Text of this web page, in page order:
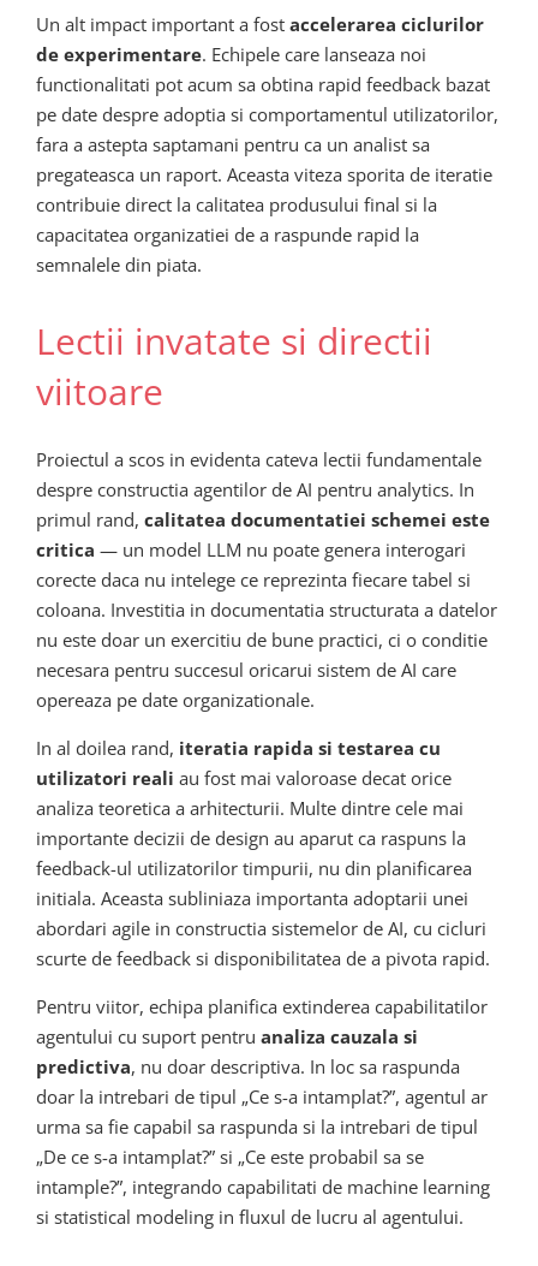
Un alt impact important a fost accelerarea ciclurilor
de experimentare. Echipele care lanseaza noi
functionalitati pot acum sa obtina rapid feedback bazat
pe date despre adoptia si comportamentul utilizatorilor,
fara a astepta saptamani pentru ca un analist sa
pregateasca un raport. Aceasta viteza sporita de iteratie
contribuie direct la calitatea produsului final si la
capacitatea organizatiei de a raspunde rapid la
semnalele din piata.
Lectii invatate si directii
viitoare
Proiectul a scos in evidenta cateva lectii fundamentale
despre constructia agentilor de AI pentru analytics. In
primul rand, calitatea documentatiei schemei este
critica — un model LLM nu poate genera interogari
corecte daca nu intelege ce reprezinta fiecare tabel si
coloana. Investitia in documentatia structurata a datelor
nu este doar un exercitiu de bune practici, ci o conditie
necesara pentru succesul oricarui sistem de AI care
opereaza pe date organizationale.
In al doilea rand, iteratia rapida si testarea cu
utilizatori reali au fost mai valoroase decat orice
analiza teoretica a arhitecturii. Multe dintre cele mai
importante decizii de design au aparut ca raspuns la
feedback-ul utilizatorilor timpurii, nu din planificarea
initiala. Aceasta subliniaza importanta adoptarii unei
abordari agile in constructia sistemelor de AI, cu cicluri
scurte de feedback si disponibilitatea de a pivota rapid.
Pentru viitor, echipa planifica extinderea capabilitatilor
agentului cu suport pentru analiza cauzala si
predictiva, nu doar descriptiva. In loc sa raspunda
doar la intrebari de tipul „Ce s-a intamplat?”, agentul ar
urma sa fie capabil sa raspunda si la intrebari de tipul
„De ce s-a intamplat?” si „Ce este probabil sa se
intample?”, integrando capabilitati de machine learning
si statistical modeling in fluxul de lucru al agentului.